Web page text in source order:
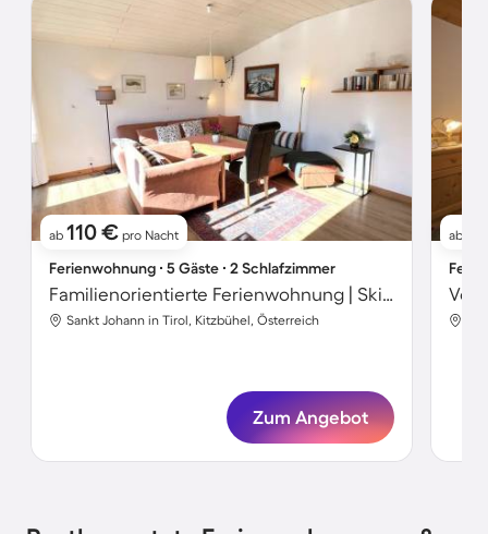
ab 110 € pro Nacht
Ferienwohnung ∙ 5 Gäste ∙ 2 Schlafzimmer
Familienorientierte Ferienwohnung | Skifahren in der Nähe
Sankt Johann in Tirol, Kitzbühel, Österreich
Zum Angebot
ab